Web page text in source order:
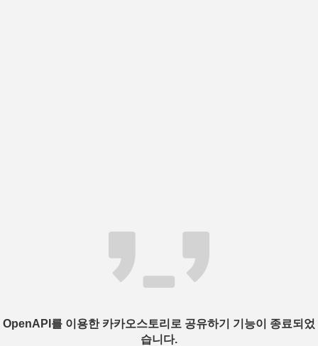
OpenAPI를 이용한 카카오스토리로 공유하기 기능이 종료되었
습니다.